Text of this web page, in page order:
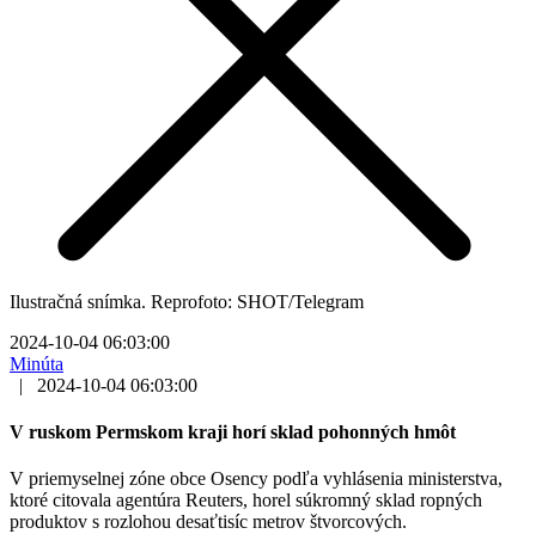
Ilustračná snímka. Reprofoto: SHOT/Telegram
2024-10-04 06:03:00
Minúta
|
2024-10-04 06:03:00
V ruskom Permskom kraji horí sklad pohonných hmôt
V priemyselnej zóne obce Osency podľa vyhlásenia ministerstva,
ktoré citovala agentúra Reuters, horel súkromný sklad ropných
produktov s rozlohou desaťtisíc metrov štvorcových.